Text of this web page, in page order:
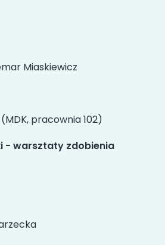
Miaskiewicz
(MDK, pracownia 102)
- warsztaty zdobienia